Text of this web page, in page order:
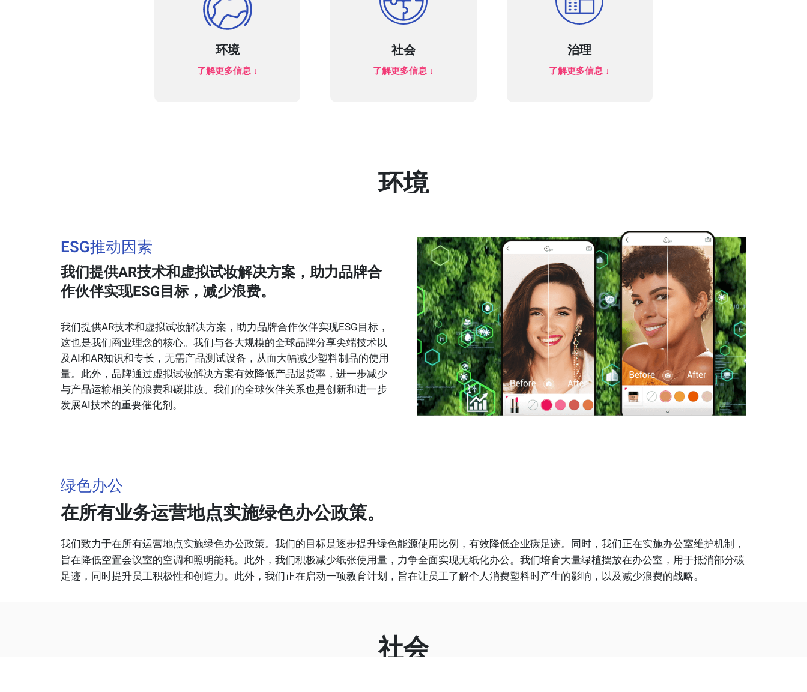
环境
了解更多信息 ↓
社会
了解更多信息 ↓
治理
了解更多信息 ↓
环境
ESG推动因素
我们提供AR技术和虚拟试妆解决方案，助力品牌合
作伙伴实现ESG目标，减少浪费。
我们提供AR技术和虚拟试妆解决方案，助力品牌合作伙伴实现ESG目标，
这也是我们商业理念的核心。我们与各大规模的全球品牌分享尖端技术以
及AI和AR知识和专长，无需产品测试设备，从而大幅减少塑料制品的使用
量。此外，品牌通过虚拟试妆解决方案有效降低产品退货率，进一步减少
与产品运输相关的浪费和碳排放。我们的全球伙伴关系也是创新和进一步
发展AI技术的重要催化剂。
绿色办公
在所有业务运营地点实施绿色办公政策。
我们致力于在所有运营地点实施绿色办公政策。我们的目标是逐步提升绿色能源使用比例，有效降低企业碳足迹。同时，我们正在实施办公室维护机制，
旨在降低空置会议室的空调和照明能耗。此外，我们积极减少纸张使用量，力争全面实现无纸化办公。我们培育大量绿植摆放在办公室，用于抵消部分碳
足迹，同时提升员工积极性和创造力。此外，我们正在启动一项教育计划，旨在让员工了解个人消费塑料时产生的影响，以及减少浪费的战略。
社会